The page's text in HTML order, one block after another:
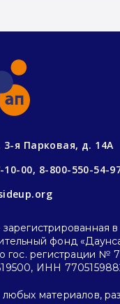
3-я Парковая, д. 14А
10-00, 8-800-550-54-
фонд
гос. регистрации №
ИНН
любых материалов,